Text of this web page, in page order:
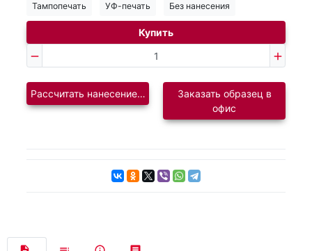
Тампопечать УФ-печать Без нанесения
Купить
Рассчитать нанесение логотипаЗаказать образец в
офис